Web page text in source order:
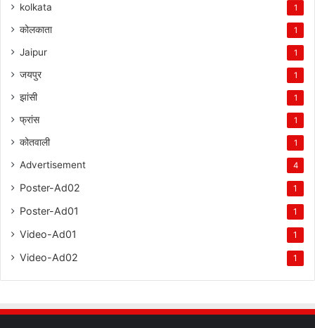
kolkata 1
कोलकाता 1
Jaipur 1
जयपुर 1
झांसी 1
फ्रांस 1
कोतवाली 1
Advertisement 4
Poster-Ad02 1
Poster-Ad01 1
Video-Ad01 1
Video-Ad02 1